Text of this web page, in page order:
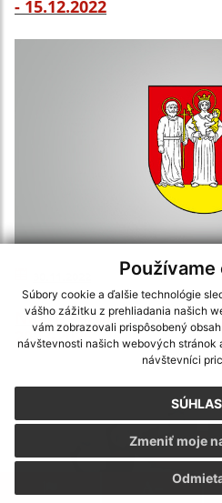
Používame
Súbory cookie a ďalšie technológie
vášho zážitku z prehliadania našich
vám zobrazovali prispôsobený
návštevnosti našich webových stránok
návštevníci
Zmeniť moje
- 15.12.2022
Návrh rozpočtu obce
2023-2025